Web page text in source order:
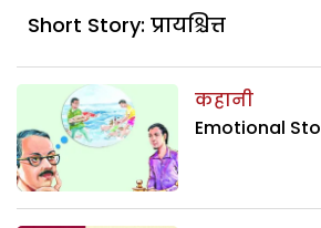
Short Story: प्रायश्चित्त
कहानी
Emotional